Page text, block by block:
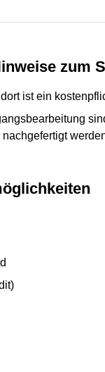
zum
ist ein